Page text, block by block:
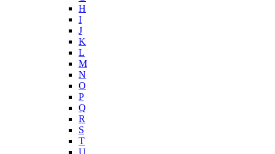
H
I
J
K
L
M
N
O
P
Q
R
S
T
U